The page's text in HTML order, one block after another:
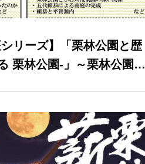
シリーズ】「栗林公園と歴
栗林公園-」～栗林公園開